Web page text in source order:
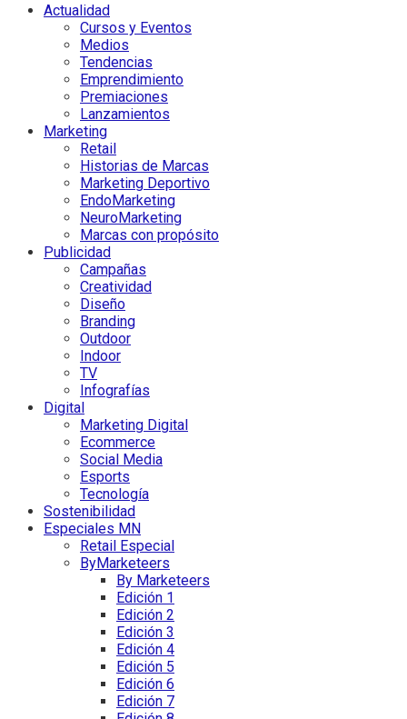
Actualidad
Cursos y Eventos
Medios
Tendencias
Emprendimiento
Premiaciones
Lanzamientos
Marketing
Retail
Historias de Marcas
Marketing Deportivo
EndoMarketing
NeuroMarketing
Marcas con propósito
Publicidad
Campañas
Creatividad
Diseño
Branding
Outdoor
Indoor
TV
Infografías
Digital
Marketing Digital
Ecommerce
Social Media
Esports
Tecnología
Sostenibilidad
Especiales MN
Retail Especial
ByMarketeers
By Marketeers
Edición 1
Edición 2
Edición 3
Edición 4
Edición 5
Edición 6
Edición 7